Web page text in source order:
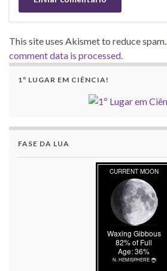
This site uses Akismet to reduce spam.
comment data is processed.
1º LUGAR EM CIÊNCIA!
FASE DA LUA